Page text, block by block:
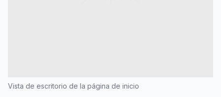
Vista de escritorio de la página de inicio